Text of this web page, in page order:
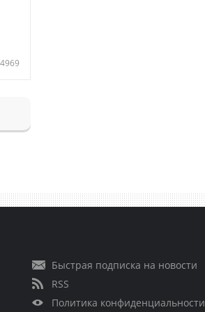
4969
Быстрая подписка на новости
RSS
Политика конфиденциальности